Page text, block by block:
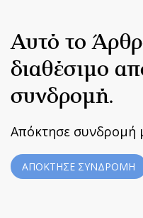
Αυτό το
διαθέσιμο
συνδρομή.
Απόκτησε συνδρομή
ΑΠΟΚΤΗΣΕ ΣΥΝΔΡΟΜΗ
Home|Terms & Conditions